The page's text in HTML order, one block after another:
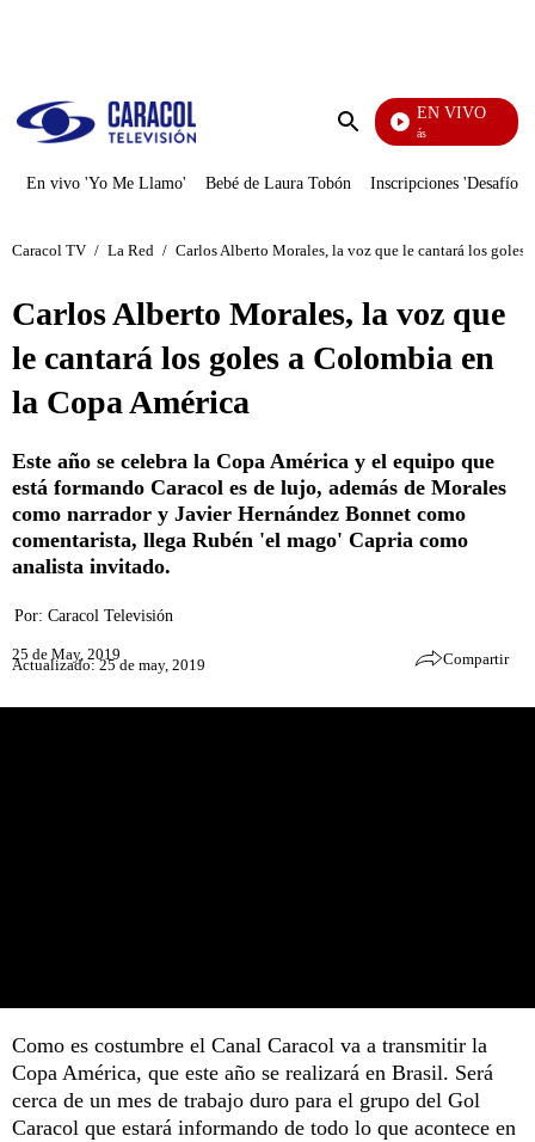
Enviar
EN VIVO
También Caerás
En vivo 'Yo Me Llamo' Bebé de Laura Tobón Inscripciones 'Desafío'
Caracol TV / La Red / Carlos Alberto Morales, la voz que le cantará los goles
Carlos Alberto Morales, la voz que
le cantará los goles a Colombia en
la Copa América
Este año se celebra la Copa América y el equipo que
está formando Caracol es de lujo, además de Morales
como narrador y Javier Hernández Bonnet como
comentarista, llega Rubén 'el mago' Capria como
analista invitado.
Por: Caracol Televisión
25 de May, 2019
Actualizado: 25 de may, 2019 Compartir
Como es costumbre el Canal Caracol va a transmitir la
Copa América, que este año se realizará en Brasil. Será
cerca de un mes de trabajo duro para el grupo del Gol
Caracol que estará informando de todo lo que acontece en